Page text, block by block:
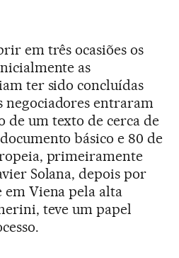
em três ocasiões os
as
ter sido concluídas
negociadores entraram
de um texto de cerca de
básico e 80 de
primeiramente
Solana, depois por
Viena pela alta
teve um papel